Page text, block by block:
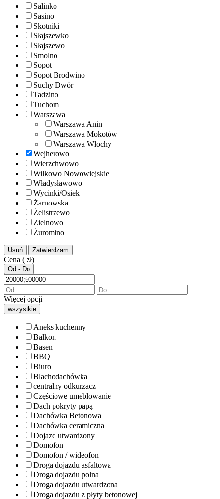
Salinko
Sasino
Skotniki
Słajszewko
Słajszewo
Smolno
Sopot
Sopot Brodwino
Suchy Dwór
Tadzino
Tuchom
Warszawa
Warszawa Anin
Warszawa Mokotów
Warszawa Włochy
Wejherowo
Wierzchwowo
Wilkowo Nowowiejskie
Władysławowo
Wycinki/Osiek
Żarnowska
Żelistrzewo
Zielnowo
Żuromino
Usuń Zatwierdzam
Cena ( zł)
Od - Do
Więcej opcji
wszystkie
Aneks kuchenny
Balkon
Basen
BBQ
Biuro
Blachodachówka
centralny odkurzacz
Częściowe umeblowanie
Dach pokryty papą
Dachówka Betonowa
Dachówka ceramiczna
Dojazd utwardzony
Domofon
Domofon / wideofon
Droga dojazdu asfaltowa
Droga dojazdu polna
Droga dojazdu utwardzona
Droga dojazdu z płyty betonowej